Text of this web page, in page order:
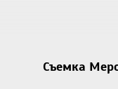
Съемка